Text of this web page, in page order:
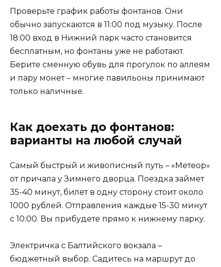
Проверьте график работы фонтанов. Они
обычно запускаются в 11:00 под музыку. После
18:00 вход в Нижний парк часто становится
бесплатным, но фонтаны уже не работают.
Берите сменную обувь для прогулок по аллеям
и пару монет – многие павильоны принимают
только наличные.
Как доехать до фонтанов:
варианты на любой случай
Самый быстрый и живописный путь – «Метеор»
от причала у Зимнего дворца. Поездка займет
35-40 минут, билет в одну сторону стоит около
1000 рублей. Отправления каждые 15-30 минут
с 10:00. Вы прибудете прямо к нижнему парку.
Электричка с Балтийского вокзала –
бюджетный выбор. Садитесь на маршрут до